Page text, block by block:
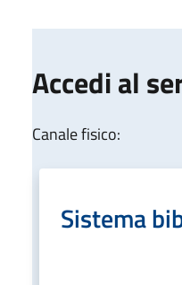
Accedi al
Canale fisico:
Sistema